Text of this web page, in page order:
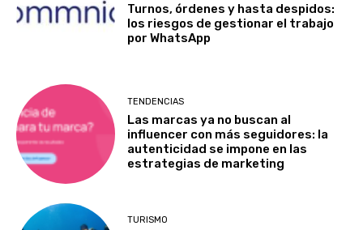
Turnos, órdenes y hasta despidos:
los riesgos de gestionar el trabajo
por WhatsApp
TENDENCIAS
Las marcas ya no buscan al
influencer con más seguidores: la
autenticidad se impone en las
estrategias de marketing
TURISMO